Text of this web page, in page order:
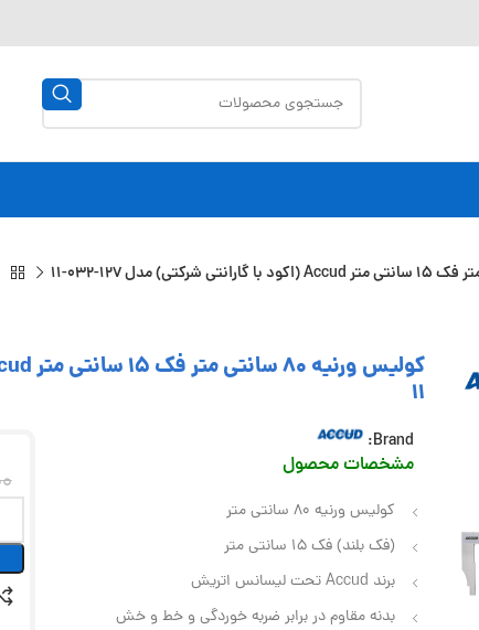
11
Brand:
مشخصات محصول
کولیس ورنیه 80 سانتی متر
(فک بلند) فک 15 سانتی متر
برند Accud تحت لیسانس اتریش
بدنه مقاوم در برابر ضربه خوردگی و خط و خش